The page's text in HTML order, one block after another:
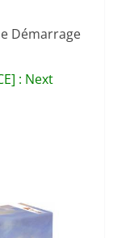
Démarrage
: Next